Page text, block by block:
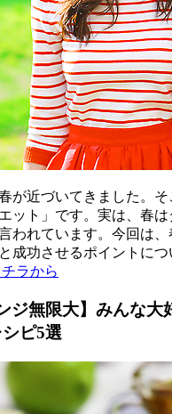
が近づいてきました。そ
ット」です。実は、春
われています。今回は
成功させるポイントに
ラから
ジ無限大】みんな大
ピ5選